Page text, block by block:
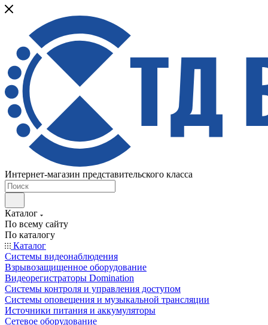
Интернет-магазин представительского класса
Каталог
По всему сайту
По каталогу
Каталог
Системы видеонаблюдения
Взрывозащищенное оборудование
Видеорегистраторы Domination
Системы контроля и управления доступом
Системы оповещения и музыкальной трансляции
Источники питания и аккумуляторы
Сетевое оборудование